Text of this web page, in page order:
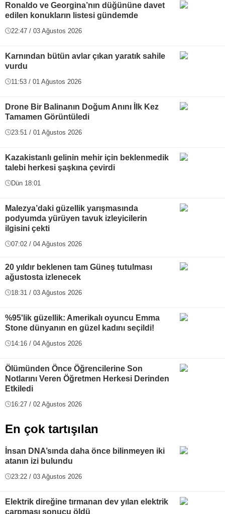
Ronaldo ve Georgina’nın düğününe davet
edilen konukların listesi gündemde
22:47 / 03 Ağustos 2026
Karnından bütün avlar çıkan yaratık sahile
vurdu
11:53 / 01 Ağustos 2026
Drone Bir Balinanın Doğum Anını İlk Kez
Tamamen Görüntüledi
23:51 / 01 Ağustos 2026
Kazakistanlı gelinin mehir için beklenmedik
talebi herkesi şaşkına çevirdi
Dün 18:01
Malezya’daki güzellik yarışmasında
podyumda yürüyen tavuk izleyicilerin
ilgisini çekti
07:02 / 04 Ağustos 2026
20 yıldır beklenen tam Güneş tutulması
ağustosta izlenecek
18:31 / 03 Ağustos 2026
%95'lik güzellik: Amerikalı oyuncu Emma
Stone dünyanın en güzel kadını seçildi!
14:16 / 04 Ağustos 2026
Ölümünden Önce Öğrencilerine Son
Notlarını Veren Öğretmen Herkesi Derinden
Etkiledi
16:27 / 02 Ağustos 2026
En çok tartışılan
İnsan DNA’sında daha önce bilinmeyen iki
atanın izi bulundu
23:22 / 03 Ağustos 2026
Elektrik direğine tırmanan dev yılan elektrik
çarpması sonucu öldü